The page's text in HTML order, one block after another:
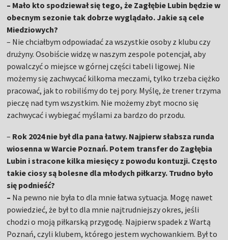
– Mało kto spodziewał się tego, że Zagłębie Lubin będzie w
obecnym sezonie tak dobrze wyglądało. Jakie są cele
Miedziowych?
– Nie chciałbym odpowiadać za wszystkie osoby z klubu czy
drużyny. Osobiście widzę w naszym zespole potencjał, aby
powalczyć o miejsce w górnej części tabeli ligowej. Nie
możemy się zachwycać kilkoma meczami, tylko trzeba ciężko
pracować, jak to robiliśmy do tej pory. Myślę, że trener trzyma
pieczę nad tym wszystkim. Nie możemy zbyt mocno się
zachwycać i wybiegać myślami za bardzo do przodu.
– Rok 2024 nie był dla pana łatwy. Najpierw słabsza runda
wiosenna w Warcie Poznań. Potem transfer do Zagłębia
Lubin i stracone kilka miesięcy z powodu kontuzji. Często
takie ciosy są bolesne dla młodych piłkarzy. Trudno było
się podnieść?
– Na pewno nie była to dla mnie łatwa sytuacja. Mogę nawet
powiedzieć, że był to dla mnie najtrudniejszy okres, jeśli
chodzi o moją piłkarską przygodę. Najpierw spadek z Wartą
Poznań, czyli klubem, którego jestem wychowankiem. Był to